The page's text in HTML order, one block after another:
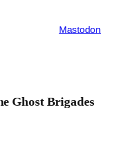
Mastodon
Ghost Brigades